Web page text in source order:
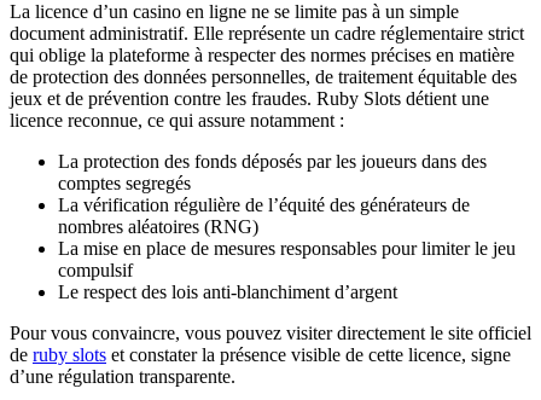
La licence d’un casino en ligne ne se limite pas à un simple
document administratif. Elle représente un cadre réglementaire strict
qui oblige la plateforme à respecter des normes précises en matière
de protection des données personnelles, de traitement équitable des
jeux et de prévention contre les fraudes. Ruby Slots détient une
licence reconnue, ce qui assure notamment :
La protection des fonds déposés par les joueurs dans des
comptes segregés
La vérification régulière de l’équité des générateurs de
nombres aléatoires (RNG)
La mise en place de mesures responsables pour limiter le jeu
compulsif
Le respect des lois anti-blanchiment d’argent
Pour vous convaincre, vous pouvez visiter directement le site officiel
de ruby slots et constater la présence visible de cette licence, signe
d’une régulation transparente.